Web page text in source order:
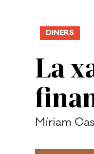
La
DINERS
Míriam